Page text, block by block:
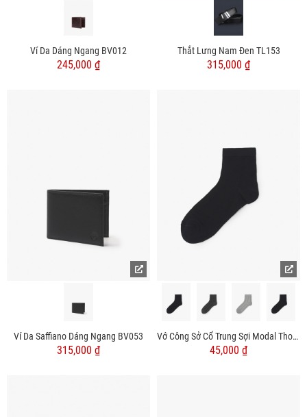
Ví Da Dáng Ngang BV012
245,000 ₫
Thắt Lưng Nam Đen TL153
315,000 ₫
Ví Da Saffiano Dáng Ngang BV053
315,000 ₫
Vớ Công Sở Cổ Trung Sợi Modal Thoáng Khí Khử Mùi VO124
45,000 ₫